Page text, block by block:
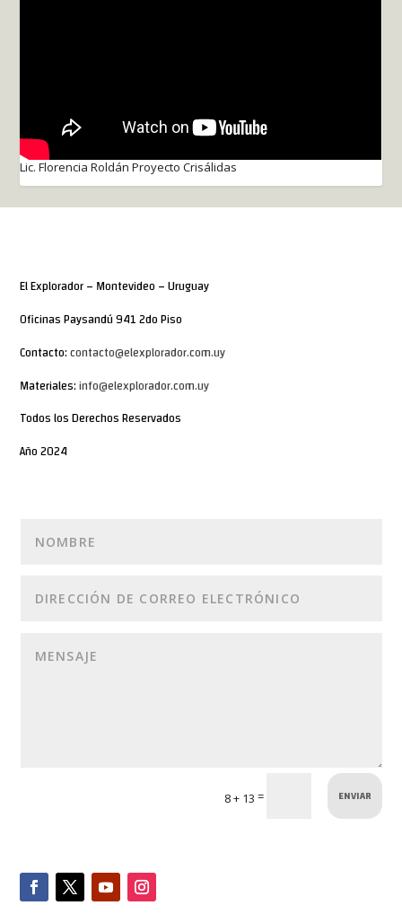
Lic. Florencia Roldán Proyecto Crisálidas
El Explorador – Montevideo – Uruguay
Oficinas Paysandú 941 2do Piso
Contacto:contacto@elexplorador.com.uy
Materiales:info@elexplorador.com.uy
Todos los Derechos Reservados
Año 2024
8 + 13 = ENVIAR